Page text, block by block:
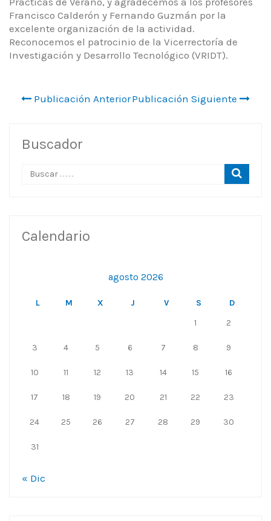
Francisco Calderón y Fernando Guzmán por la
excelente organización de la actividad.
Reconocemos el patrocinio de la Vicerrectoría de
Investigación y Desarrollo Tecnológico (VRIDT).
Publicación AnteriorPublicación Siguiente
Buscador
Calendario
agosto 2026
L M X J V S
D
1
2
3 4 5 6 7 8 9
10 11 12 13 14 15 16
17 18 19 20 21 22 23
24 25 26 27 28 29 30
31
« Dic